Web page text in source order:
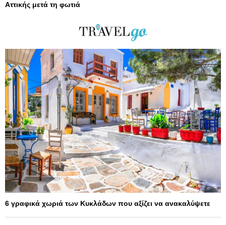
Αττικής μετά τη φωτιά
6 γραφικά χωριά των Κυκλάδων που αξίζει να ανακαλύψετε